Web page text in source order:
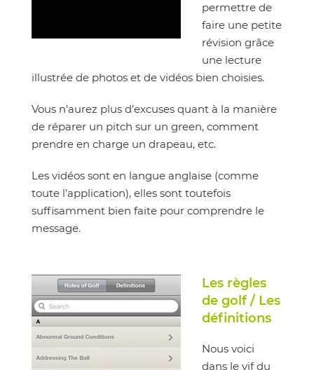
permettre de
faire une petite
révision grâce
une lecture
illustrée de photos et de vidéos bien choisies.
Vous n’aurez plus d’excuses quant à la manière
de réparer un pitch sur un green, comment
prendre en charge un drapeau, etc.
Les vidéos sont en langue anglaise (comme
toute l’application), elles sont toutefois
suffisamment bien faite pour comprendre le
message.
Les règles
de golf / Les
définitions
Nous voici
dans le vif du